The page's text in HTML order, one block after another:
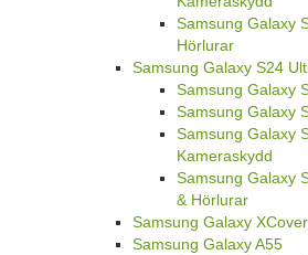
Samsung Galaxy
Hörlurar
Samsung Galaxy S24
Samsung Galaxy
Samsung Galaxy
Samsung Galaxy
Kameraskydd
Samsung Galaxy
& Hörlurar
Samsung Galaxy
Samsung Galaxy A55